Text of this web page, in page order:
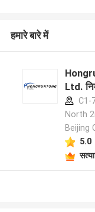
हमारे बारे में
Ltd.
C1-
North
Beijing
5.0